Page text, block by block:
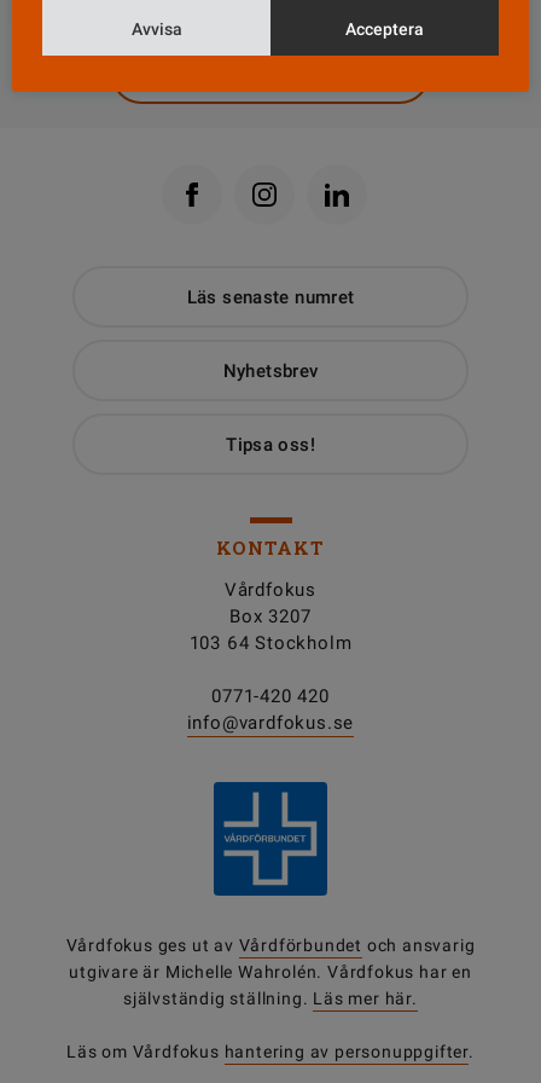
Läs senaste numret
Nyhetsbrev
Tipsa oss!
KONTAKT
Vårdfokus
Box 3207
103 64 Stockholm
0771-420 420
info@vardfokus.se
Vårdfokus ges ut av Vårdförbundet och ansvarig
utgivare är Michelle Wahrolén. Vårdfokus har en
självständig ställning. Läs mer här.
Läs om Vårdfokus hantering av personuppgifter.
Avvisa Acceptera